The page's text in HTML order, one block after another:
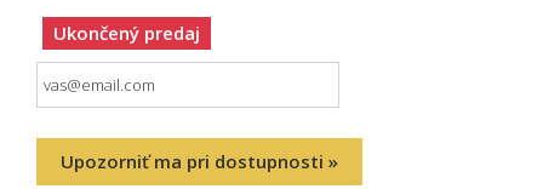
Ukončený predaj
Upozorniť ma pri dostupnosti »